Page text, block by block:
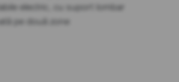
electric, cu suport lombar
pe două zone